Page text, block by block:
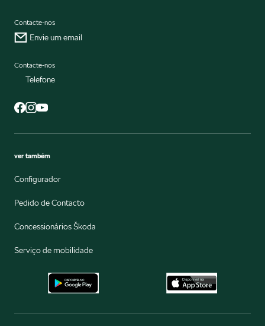
Contacte-nos
Envie um email
Contacte-nos
Telefone
ver também
Configurador
Pedido de Contacto
Concessionários Škoda
Serviço de mobilidade